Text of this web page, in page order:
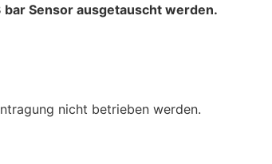
Sensor ausgetauscht werden.
nicht betrieben werden.